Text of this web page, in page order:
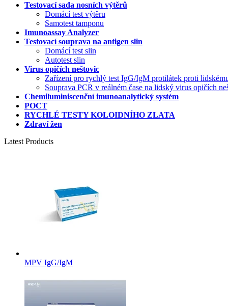
Testovací sada nosních výtěrů
Domácí test výtěru
Samotest tamponu
Imunoassay Analyzer
Testovací souprava na antigen slin
Domácí test slin
Autotest slin
Virus opičích neštovic
Zařízení pro rychlý test IgG/IgM protilátek proti
Souprava PCR v reálném čase na lidský virus opičích
Chemiluminiscenční imunoanalytický systém
POCT
RYCHLÉ TESTY KOLOIDNÍHO ZLATA
Zdraví žen
Latest Products
MPV IgG/IgM